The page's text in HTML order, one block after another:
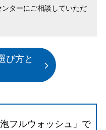
ターにご相談していただ
び方と
フルウォッシュ」で